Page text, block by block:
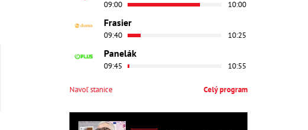
09:00 10:00
Frasier
09:40 10:25
Panelák
09:45 10:55
Navoľ stanice Celý program